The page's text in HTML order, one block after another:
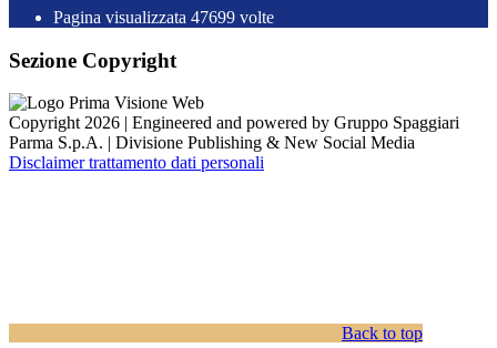
Pagina visualizzata 47699 volte
Sezione Copyright
Copyright 2026 | Engineered and powered by Gruppo Spaggiari
Parma S.p.A. | Divisione Publishing & New Social Media
Disclaimer trattamento dati personali
Back to top